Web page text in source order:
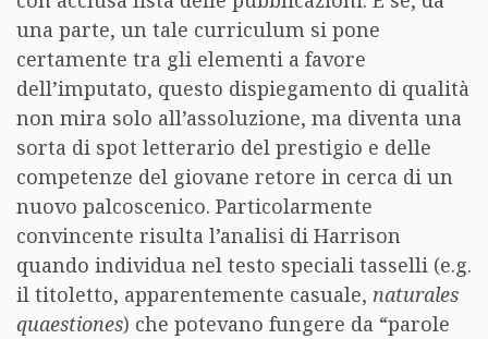
una parte, un tale curriculum si pone
certamente tra gli elementi a favore
dell’imputato, questo dispiegamento di qualità
non mira solo all’assoluzione, ma diventa una
sorta di spot letterario del prestigio e delle
competenze del giovane retore in cerca di un
nuovo palcoscenico. Particolarmente
convincente risulta l’analisi di Harrison
quando individua nel testo speciali tasselli (e.g.
il titoletto, apparentemente casuale, naturales
quaestiones) che potevano fungere da “parole